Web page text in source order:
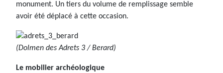
monument. Un tiers du volume de remplissage semble
avoir été déplacé à cette occasion.
(Dolmen des Adrets 3 / Berard)
Le mobilier archéologique